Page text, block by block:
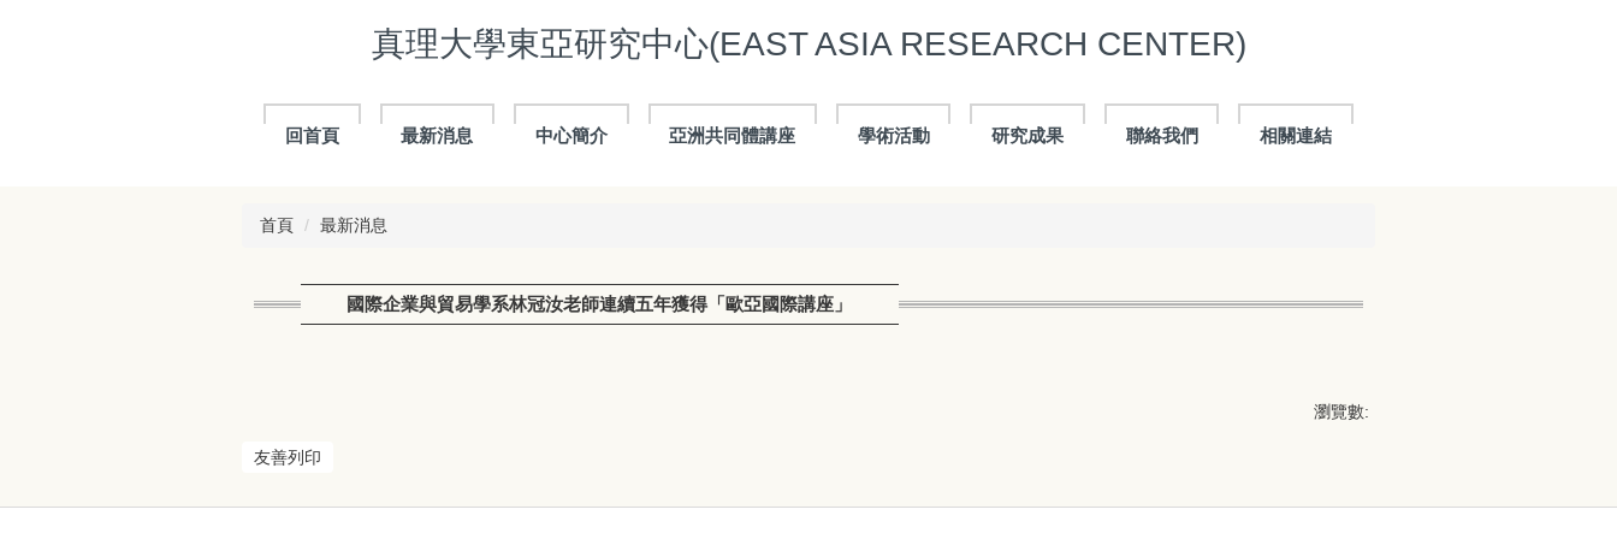
真理大學東亞研究中心(EAST ASIA RESEARCH CENTER)
回首頁 最新消息 中心簡介 亞洲共同體講座 學術活動 研究成果 聯絡我們 相關連結
首頁 最新消息
國際企業與貿易學系林冠汝老師連續五年獲得「歐亞國際講座」
瀏覽數:
友善列印